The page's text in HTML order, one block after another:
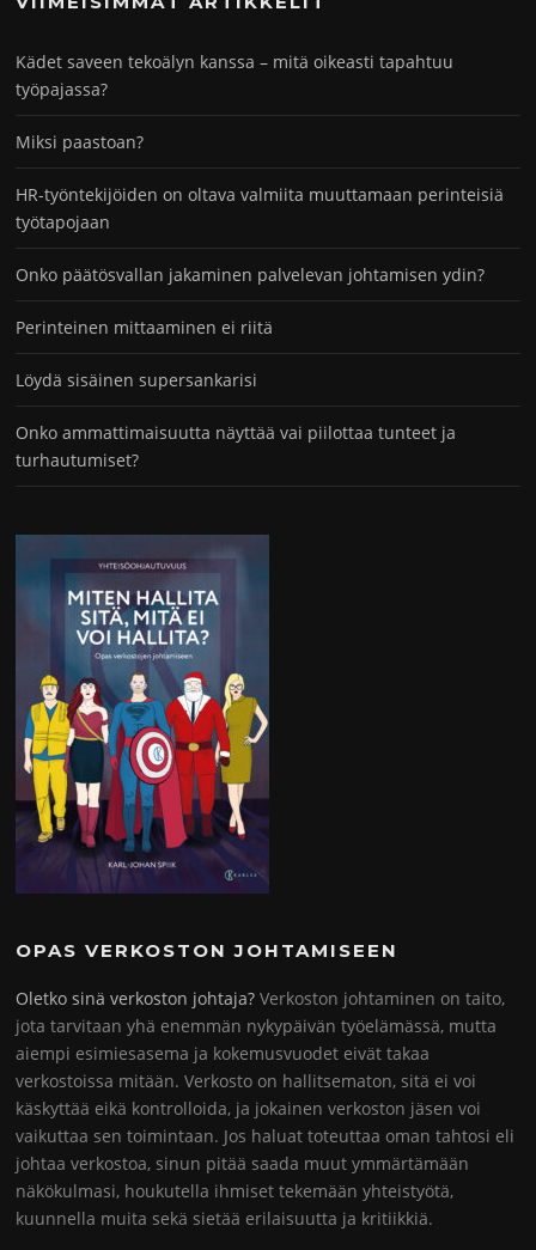
Kädet saveen tekoälyn kanssa – mitä oikeasti tapahtuu
työpajassa?
Miksi paastoan?
HR-työntekijöiden on oltava valmiita muuttamaan perinteisiä
työtapojaan
Onko päätösvallan jakaminen palvelevan johtamisen ydin?
Perinteinen mittaaminen ei riitä
Löydä sisäinen supersankarisi
Onko ammattimaisuutta näyttää vai piilottaa tunteet ja
turhautumiset?
OPAS VERKOSTON JOHTAMISEEN
Oletko sinä verkoston johtaja? Verkoston johtaminen on taito,
jota tarvitaan yhä enemmän nykypäivän työelämässä, mutta
aiempi esimiesasema ja kokemusvuodet eivät takaa
verkostoissa mitään. Verkosto on hallitsematon, sitä ei voi
käskyttää eikä kontrolloida, ja jokainen verkoston jäsen voi
vaikuttaa sen toimintaan. Jos haluat toteuttaa oman tahtosi eli
johtaa verkostoa, sinun pitää saada muut ymmärtämään
näkökulmasi, houkutella ihmiset tekemään yhteistyötä,
kuunnella muita sekä sietää erilaisuutta ja kritiikkiä.